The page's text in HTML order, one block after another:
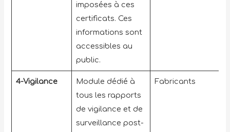
imposées à ces
certificats. Ces
informations sont
accessibles au
public.
4-Vigilance
Module dédié à
tous les rapports
de vigilance et de
surveillance post-
Fabricants